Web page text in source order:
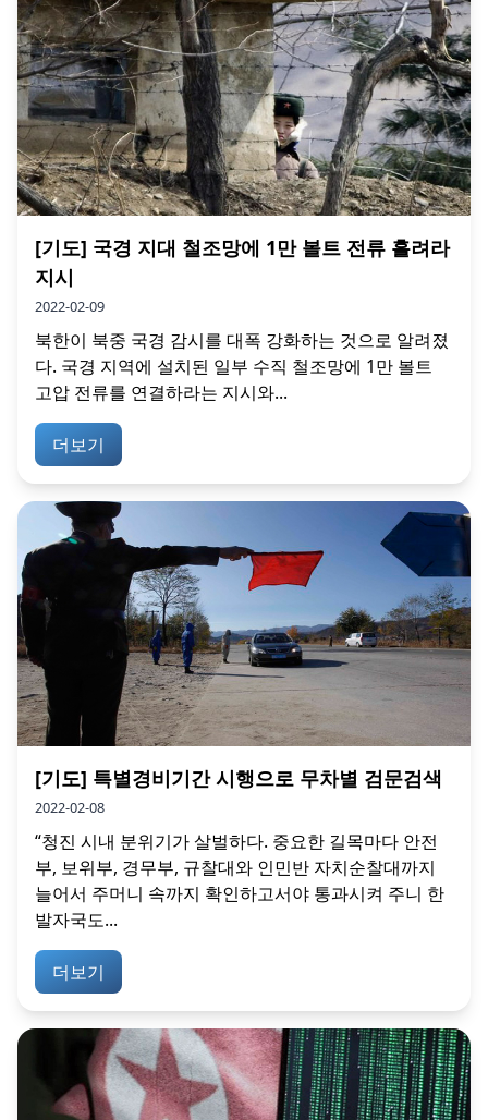
[기도] 국경 지대 철조망에 1만 볼트 전류 흘려라
지시
2022-02-09
북한이 북중 국경 감시를 대폭 강화하는 것으로 알려졌
다. 국경 지역에 설치된 일부 수직 철조망에 1만 볼트
고압 전류를 연결하라는 지시와...
더보기
[기도] 특별경비기간 시행으로 무차별 검문검색
2022-02-08
“청진 시내 분위기가 살벌하다. 중요한 길목마다 안전
부, 보위부, 경무부, 규찰대와 인민반 자치순찰대까지
늘어서 주머니 속까지 확인하고서야 통과시켜 주니 한
발자국도...
더보기